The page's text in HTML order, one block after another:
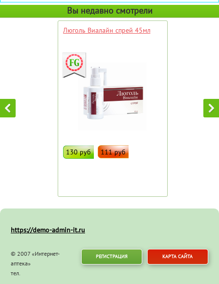
Вы недавно смотрели
Люголь Виалайн спрей 45мл
130 руб 111 руб
https://demo-admin-it.ru
© 2007 «Интернет-
аптека»
тел.
РЕГИСТРАЦИЯ КАРТА САЙТА